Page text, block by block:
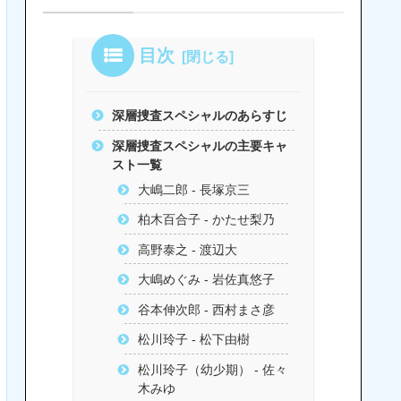
目次
深層捜査スペシャルのあらすじ
深層捜査スペシャルの主要キャ
スト一覧
大嶋二郎 - 長塚京三
柏木百合子 - かたせ梨乃
高野泰之 - 渡辺大
大嶋めぐみ - 岩佐真悠子
谷本伸次郎 - 西村まさ彦
松川玲子 - 松下由樹
松川玲子（幼少期） - 佐々
木みゆ